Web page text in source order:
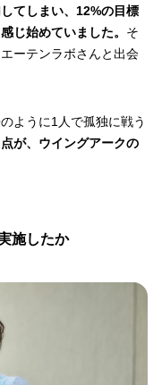
てしまい、12%の目標
じ始めていました。 そ
ーテンラボさんと出会
ように1人で孤独に戦う
が、ウイングアークの
施したか